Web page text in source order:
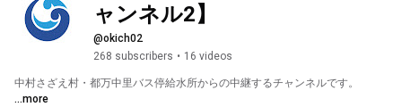
ャンネル2】
@okich02
268 subscribers • 16 videos
中村さざえ村・都万中里バス停給水所からの中継するチャンネルです。
...more